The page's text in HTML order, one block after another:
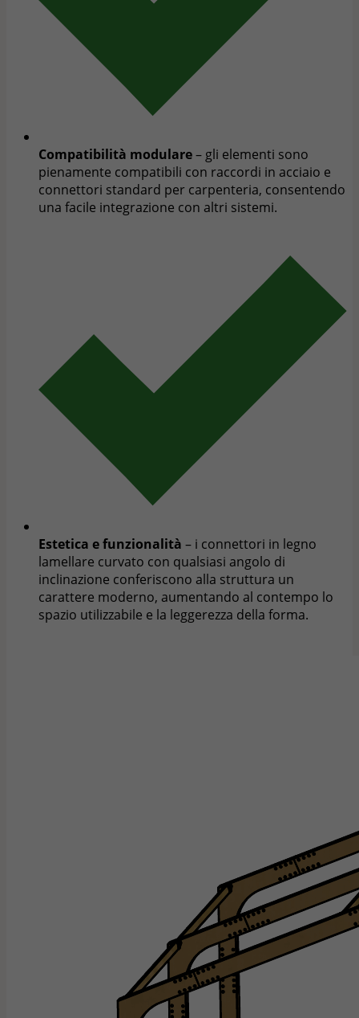
Compatibilità modulare– gli elementi sono
pienamente compatibili con raccordi in acciaio e
connettori standard per carpenteria, consentendo
una facile integrazione con altri sistemi.
Estetica e funzionalità – i connettori in legno
lamellare curvato con qualsiasi angolo di
inclinazione conferiscono alla struttura un
carattere moderno, aumentando al contempo lo
spazio utilizzabile e la leggerezza della forma.